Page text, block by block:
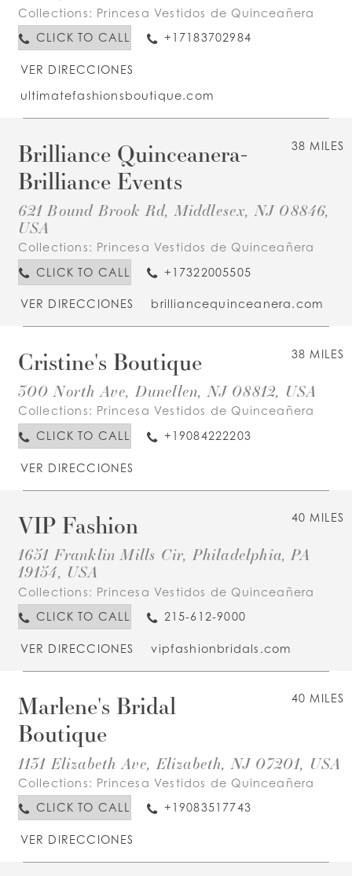
Collections: Princesa Vestidos de Quinceañera
CLICK TO CALL
+17183702984
VER DIRECCIONES
ultimatefashionsboutique.com
38 MILES
Brilliance Quinceanera-
Brilliance Events
621 Bound Brook Rd, Middlesex, NJ 08846,
USA
Collections: Princesa Vestidos de Quinceañera
CLICK TO CALL
+17322005505
VER DIRECCIONES brilliancequinceanera.com
38 MILES
Cristine's Boutique
300 North Ave, Dunellen, NJ 08812, USA
Collections: Princesa Vestidos de Quinceañera
CLICK TO CALL
+19084222203
VER DIRECCIONES
40 MILES
VIP Fashion
1651 Franklin Mills Cir, Philadelphia, PA
19154, USA
Collections: Princesa Vestidos de Quinceañera
CLICK TO CALL
215-612-9000
VER DIRECCIONES vipfashionbridals.com
40 MILES
Marlene's Bridal
Boutique
1131 Elizabeth Ave, Elizabeth, NJ 07201, USA
Collections: Princesa Vestidos de Quinceañera
CLICK TO CALL
+19083517743
VER DIRECCIONES